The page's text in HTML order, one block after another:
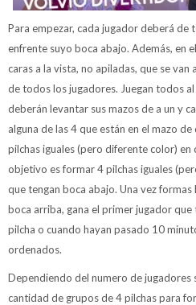
Para empezar, cada jugador deberá de
enfrente suyo boca abajo. Además, en
caras a la vista, no apiladas, que se
de todos los jugadores. Juegan todos
deberán levantar sus mazos de a un y
alguna de las 4 que están en el mazo
pilchas iguales (pero diferente color) en
objetivo es formar 4 pilchas iguales
que tengan boca abajo. Una vez formas
boca arriba, gana el primer jugador
pilcha o cuando hayan pasado 10
ordenados.
Dependiendo del numero de jugadores
cantidad de grupos de 4 pilchas para